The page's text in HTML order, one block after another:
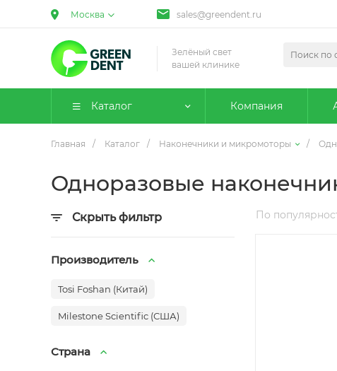
Москва sales@greendent.ru
Зелёный свет
вашей клинике
Каталог Компания
Главная / Каталог / Наконечники и микромоторы /
Одноразовые
Скрыть фильтр
Производитель
Tosi Foshan (Китай)
Milestone Scientific (США)
Страна
По